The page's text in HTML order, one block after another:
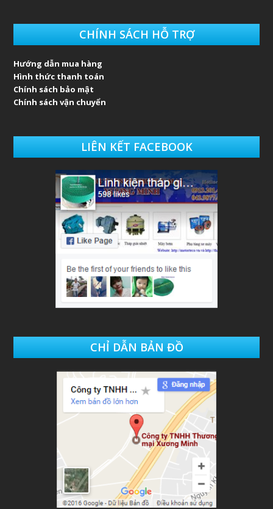
CHÍNH SÁCH HỖ TRỢ
Hướng dẫn mua hàng
Hình thức thanh toán
Chính sách bảo mật
Chính sách vận chuyển
LIÊN KẾT FACEBOOK
CHỈ DẪN BẢN ĐỒ